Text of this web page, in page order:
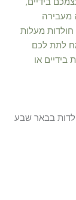
מעבירה
חולדות מעלות
לתת לכם
או